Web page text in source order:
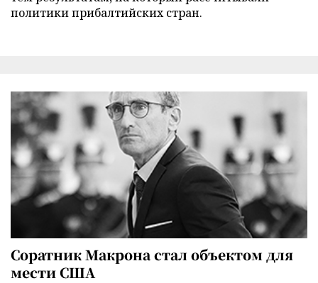
политики прибалтийских стран.
Соратник Макрона стал объектом для
мести США